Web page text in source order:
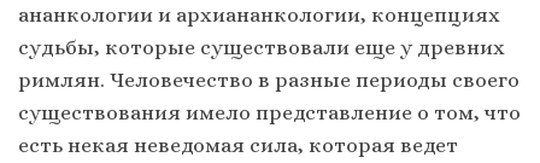
ананкологии и архиананкологии, концепциях
судьбы, которые существовали еще у древних
римлян. Человечество в разные периоды своего
существования имело представление о том, что
есть некая неведомая сила, которая ведет